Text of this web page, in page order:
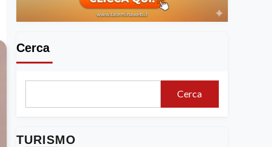
Cerca
Cerca
TURISMO